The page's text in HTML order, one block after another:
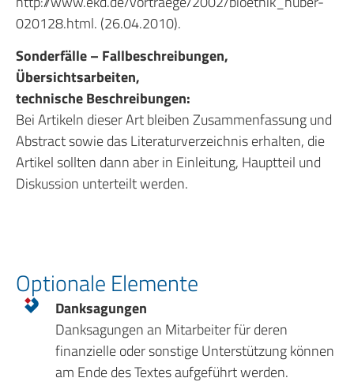
020128.html. (26.04.2010).
Sonderfälle – Fallbeschreibungen,
Übersichtsarbeiten,
technische Beschreibungen:
Bei Artikeln dieser Art bleiben Zusammenfassung und
Abstract sowie das Literaturverzeichnis erhalten, die
Artikel sollten dann aber in Einleitung, Hauptteil und
Diskussion unterteilt werden.
Optionale Elemente
Danksagungen
Danksagungen an Mitarbeiter für deren
finanzielle oder sonstige Unterstützung können
am Ende des Textes aufgeführt werden.